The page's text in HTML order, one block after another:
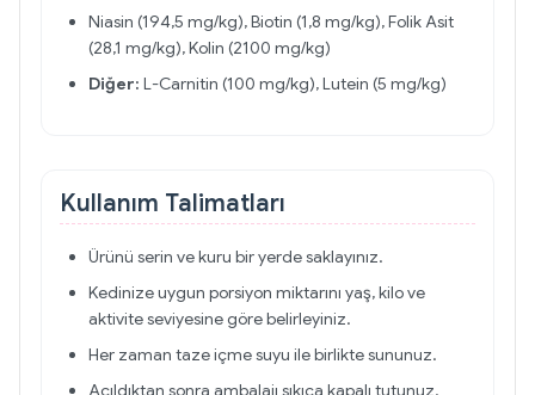
Niasin (194,5 mg/kg), Biotin (1,8 mg/kg), Folik Asit
(28,1 mg/kg), Kolin (2100 mg/kg)
Diğer: L-Carnitin (100 mg/kg), Lutein (5 mg/kg)
Kullanım Talimatları
Ürünü serin ve kuru bir yerde saklayınız.
Kedinize uygun porsiyon miktarını yaş, kilo ve
aktivite seviyesine göre belirleyiniz.
Her zaman taze içme suyu ile birlikte sununuz.
Açıldıktan sonra ambalajı sıkıca kapalı tutunuz.